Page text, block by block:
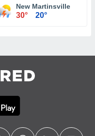
New Martinsville
30° 20°